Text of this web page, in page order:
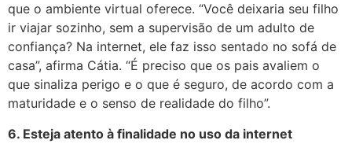
que o ambiente virtual oferece. “Você deixaria seu filho
ir viajar sozinho, sem a supervisão de um adulto de
confiança? Na internet, ele faz isso sentado no sofá de
casa”, afirma Cátia. “É preciso que os pais avaliem o
que sinaliza perigo e o que é seguro, de acordo com a
maturidade e o senso de realidade do filho”.
6. Esteja atento à finalidade no uso da internet